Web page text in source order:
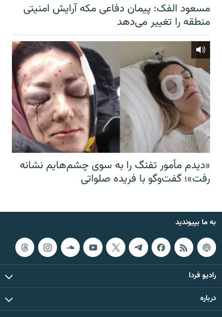
مسعود الفک: پیمان دفاعی مکه آرایش امنیتی
منطقه را تغییر می‌دهد
«دیدم مأمور تفنگ را به سوی چشم‌هایم نشانه
رفت»؛ گفت‌و‌گو با فریده صلواتی
به ما بپیوندید
رادیو فردا
درباره